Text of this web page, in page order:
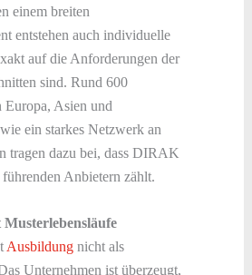
einem breiten
entstehen auch individuelle
auf die Anforderungen der
sind. Rund 600
Asien und
ein starkes Netzwerk an
tragen dazu bei, dass DIRAK
Anbietern zählt.
Musterlebensläufe
Ausbildungnicht als
Unternehmen ist überzeugt,